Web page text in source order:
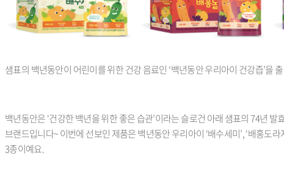
샘표의 백년동안이 어린이를 위한 건강 음료인 ‘백년동안 우리아이 건강즙’을
백년동안은 ‘건강한 백년을 위한 좋은 습관’이라는 슬로건 아래 샘표의 74년 발
브랜드입니다~ 이번에 선보인 제품은 백년동안 우리아이 ‘배수세미’, ‘배홍도라
3종이예요.